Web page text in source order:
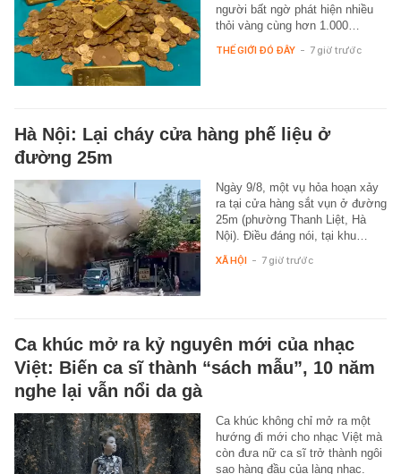
người bất ngờ phát hiện nhiều
thỏi vàng cùng hơn 1.000…
THẾ GIỚI ĐÓ ĐÂY
Hà Nội: Lại cháy cửa hàng phế liệu ở
đường 25m
Ngày 9/8, một vụ hỏa hoạn xảy
ra tại cửa hàng sắt vụn ở đường
25m (phường Thanh Liệt, Hà
Nội). Điều đáng nói, tại khu…
XÃ HỘI
Ca khúc mở ra kỷ nguyên mới của nhạc
Việt: Biến ca sĩ thành “sách mẫu”, 10 năm
nghe lại vẫn nổi da gà
Ca khúc không chỉ mở ra một
hướng đi mới cho nhạc Việt mà
còn đưa nữ ca sĩ trở thành ngôi
sao hàng đầu của làng nhạc.